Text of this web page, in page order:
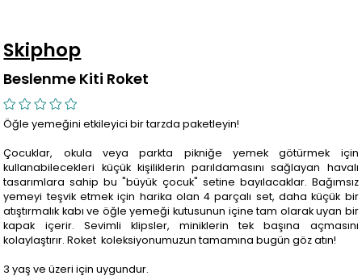
Skiphop
Beslenme Kiti Roket
Öğle yemeğini etkileyici bir tarzda paketleyin!
Çocuklar, okula veya parkta pikniğe yemek götürmek için
kullanabilecekleri küçük kişiliklerin parıldamasını sağlayan havalı
tasarımlara sahip bu "büyük çocuk" setine bayılacaklar. Bağımsız
yemeyi teşvik etmek için harika olan 4 parçalı set, daha küçük bir
atıştırmalık kabı ve öğle yemeği kutusunun içine tam olarak uyan bir
kapak içerir. Sevimli klipsler, miniklerin tek başına açmasını
kolaylaştırır. Roket koleksiyonumuzun tamamına bugün göz atın!
3 yaş ve üzeri için uygundur.